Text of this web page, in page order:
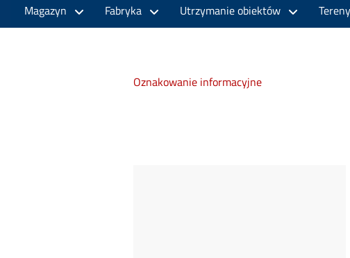
Magazyn Fabryka Utrzymanie obiektów
Oznakowanie informacyjne